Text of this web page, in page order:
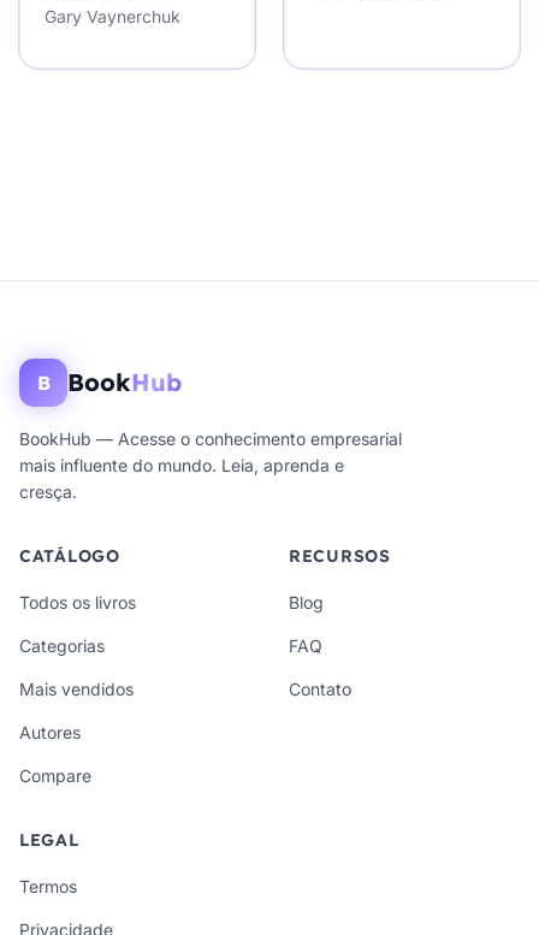
Gary Vaynerchuk
B BookHub
BookHub — Acesse o conhecimento empresarial
mais influente do mundo. Leia, aprenda e
cresça.
CATÁLOGO
Todos os livros
Categorias
Mais vendidos
Autores
Compare
RECURSOS
Blog
FAQ
Contato
LEGAL
Termos
Privacidade